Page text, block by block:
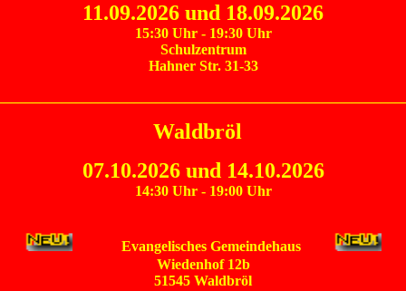
11.09.2026 und 18.09.2026
15:30 Uhr - 19:30 Uhr
Schulzentrum
Hahner Str. 31-33
Waldbröl
07.10.2026und 14.10.2026
14:30 Uhr - 19:00 Uhr
Evangelisches Gemeindehaus
Wiedenhof 12b
51545 Waldbröl